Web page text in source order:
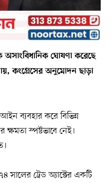
অসাংবিধানিক ঘোষণা করেছে
কংগ্রেসের অনুমোদন ছাড়া
ব্যবহার করে বিভিন্ন
স্পষ্টভাবে নেই।
ট্রেড অ্যাক্টের একটি